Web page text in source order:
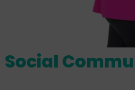
Social